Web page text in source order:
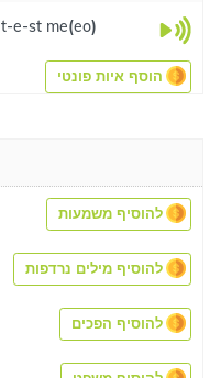
t-e-st me(eo)
הוסף איות פונטי
להוסיף משמעות
להוסיף מילים נרדפות
להוסיף הפכים